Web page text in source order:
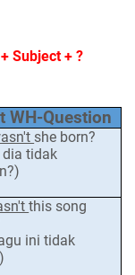
Subject + ?
WH-Question
she born?
tidak
this song
ini tidak